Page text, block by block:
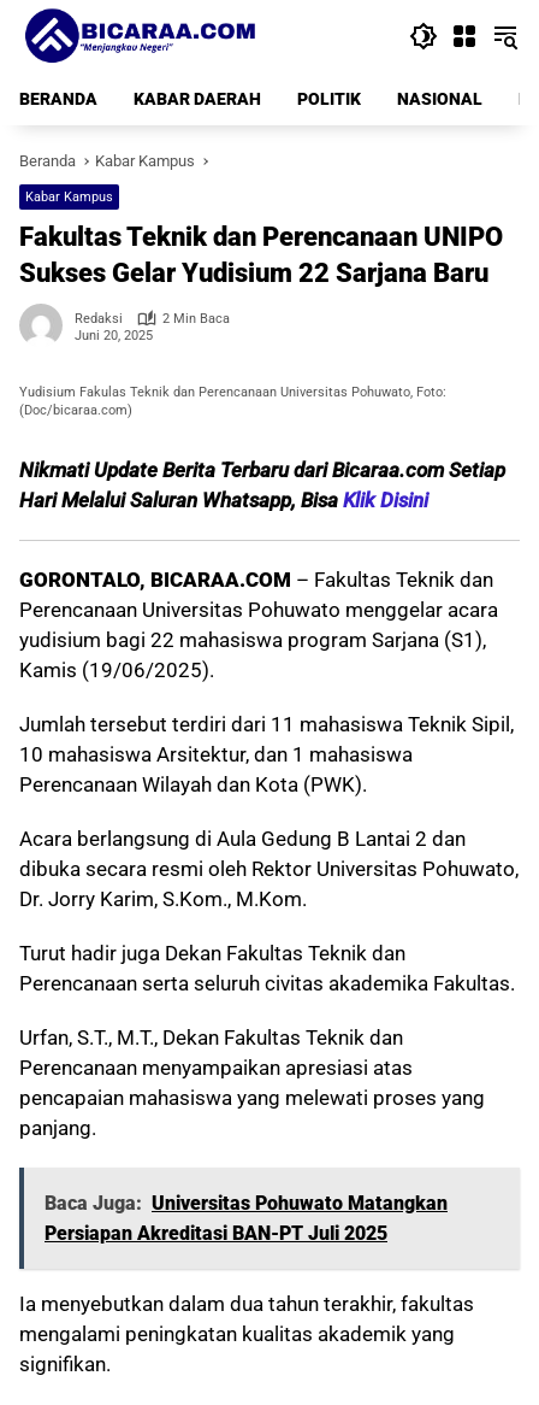
Langsung
konten
BERANDA
KABAR DAERAH POLITIK NASIONAL
Beranda Kabar Kampus
Kabar Kampus
Fakultas Teknik dan Perencanaan UNIPO
Sukses Gelar Yudisium 22 Sarjana Baru
Redaksi
2 Min Baca
Juni 20, 2025
Yudisium Fakulas Teknik dan Perencanaan Universitas Pohuwato, Foto:
(Doc/bicaraa.com)
Nikmati Update Berita Terbaru dari Bicaraa.com Setiap
Hari Melalui Saluran Whatsapp, Bisa Klik Disini
GORONTALO, BICARAA.COM – Fakultas Teknik dan
Perencanaan Universitas Pohuwato menggelar acara
yudisium bagi 22 mahasiswa program Sarjana (S1),
Kamis (19/06/2025).
Jumlah tersebut terdiri dari 11 mahasiswa Teknik Sipil,
10 mahasiswa Arsitektur, dan 1 mahasiswa
Perencanaan Wilayah dan Kota (PWK).
Acara berlangsung di Aula Gedung B Lantai 2 dan
dibuka secara resmi oleh Rektor Universitas Pohuwato,
Dr. Jorry Karim, S.Kom., M.Kom.
Turut hadir juga Dekan Fakultas Teknik dan
Perencanaan serta seluruh civitas akademika Fakultas.
Urfan, S.T., M.T., Dekan Fakultas Teknik dan
Perencanaan menyampaikan apresiasi atas
pencapaian mahasiswa yang melewati proses yang
panjang.
Baca Juga: Universitas Pohuwato Matangkan
Persiapan Akreditasi BAN-PT Juli 2025
Ia menyebutkan dalam dua tahun terakhir, fakultas
mengalami peningkatan kualitas akademik yang
signifikan.